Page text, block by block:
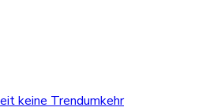
keine Trendumkehr